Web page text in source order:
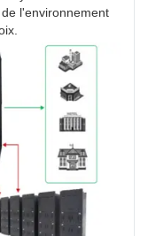
l'environnement